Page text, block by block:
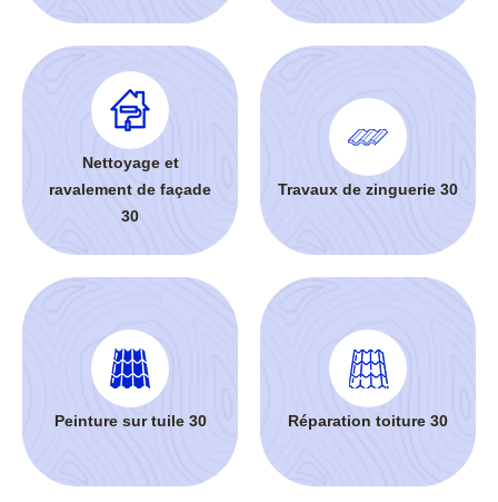
Nettoyage et
ravalement de façade
30
Travaux de zinguerie 30
Peinture sur tuile 30 Réparation toiture 30